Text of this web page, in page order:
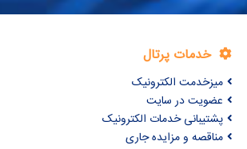
خدمات پرتال
میزخدمت الکترونیک
عضویت در سایت
پشتیبانی خدمات الکترونیک
مناقصه و مزایده جاری